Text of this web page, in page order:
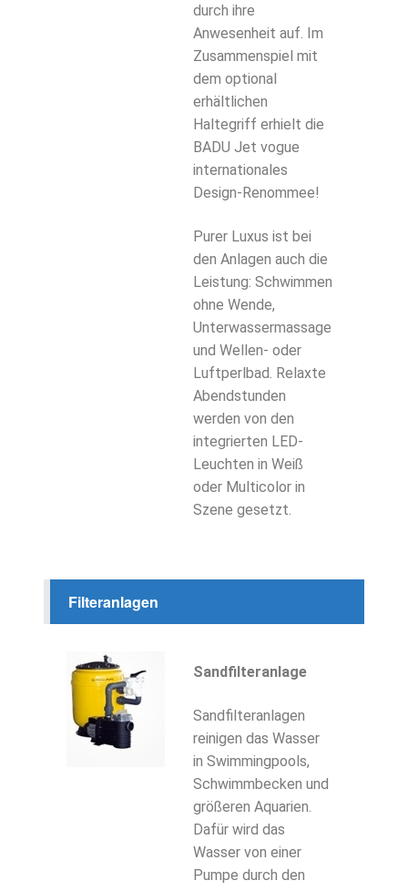
durch ihre
Anwesenheit auf. Im
Zusammenspiel mit
dem optional
erhältlichen
Haltegriff erhielt die
BADU Jet vogue
internationales
Design-Renommee!
Purer Luxus ist bei
den Anlagen auch die
Leistung: Schwimmen
ohne Wende,
Unterwassermassage
und Wellen- oder
Luftperlbad. Relaxte
Abendstunden
werden von den
integrierten LED-
Leuchten in Weiß
oder Multicolor in
Szene gesetzt.
Filteranlagen
Sandfilteranlage
Sandfilteranlagen
reinigen das Wasser
in Swimmingpools,
Schwimmbecken und
größeren Aquarien.
Dafür wird das
Wasser von einer
Pumpe durch den